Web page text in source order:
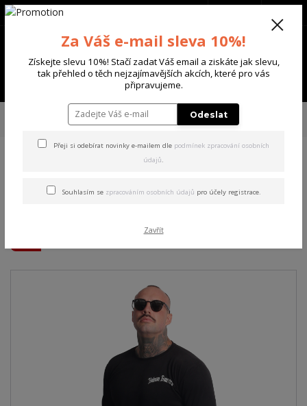
Menu
+420 702 136 620
TRIKA & TÍLKA
Yakuza pánské tričko s dlouhým
rukávem Guerrero Longsleeve T-Shirt black XL
dlouhým rukávem Guerrero
Za Váš e-mail sleva 10%!
Získejte slevu 10%! Stačí zadat Váš email a ziskáte jak slevu,
tak přehled o těch nejzajímavějších akcích, které pro vás
připravujeme.
Odeslat
Přeji si odebírat novinky e-mailem dle podmínek zpracování osobních
údajů.
Souhlasím se zpracováním osobních údajů pro účely registrace.
Zavřít